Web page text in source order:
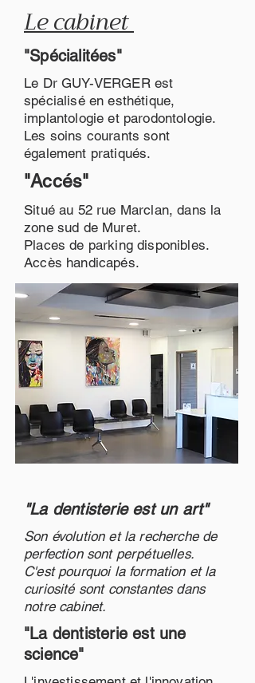
Le cabinet
"Spécialitées"
Le Dr GUY-VERGER est
spécialisé en esthétique,
implantologie et parodontologie.
Les soins courants sont
également pratiqués.
"Accés"
Situé au 52 rue Marclan, dans la
zone sud de Muret.
Places de parking disponibles.
Accès handicapés.
"La dentisterie est un art"
Son évolution et la recherche de
perfection sont perpétuelles.
C'est pourquoi la formation et la
curiosité sont constantes dans
notre cabinet.
"La dentisterie est une
science"